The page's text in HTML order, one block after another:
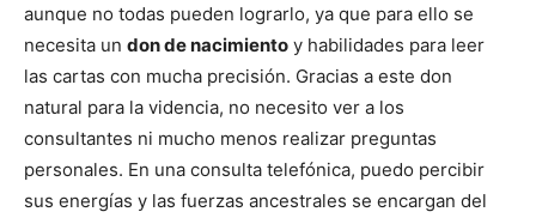
aunque no todas pueden lograrlo, ya que para ello se
necesita un don de nacimiento y habilidades para leer
las cartas con mucha precisión. Gracias a este don
natural para la videncia, no necesito ver a los
consultantes ni mucho menos realizar preguntas
personales. En una consulta telefónica, puedo percibir
sus energías y las fuerzas ancestrales se encargan del